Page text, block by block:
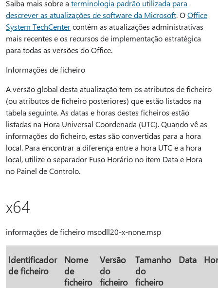
Saiba mais sobre a terminologia padrão utilizada para
descrever as atualizações de software da Microsoft. OOffice
System TechCentercontém as atualizações administrativas
mais recentes e os recursos de implementação estratégica
para todas as versões do Office.
Informações de ficheiro
A versão global desta atualização tem os atributos de ficheiro
(ou atributos de ficheiro posteriores) que estão listados na
tabela seguinte. As datas e horas destes ficheiros estão
listadas na Hora Universal Coordenada (UTC). Quando vê as
informações do ficheiro, estas são convertidas para a hora
local. Para encontrar a diferença entre a hora UTC e a hora
local, utilize o separador Fuso Horário no item Data e Hora
no Painel de Controlo.
x64
informações de ficheiro msodll20-x-none.msp
Identificador
de ficheiro
Nome
de
ficheiro
Versão
do
ficheiro
Tamanho
do
ficheiro
Data